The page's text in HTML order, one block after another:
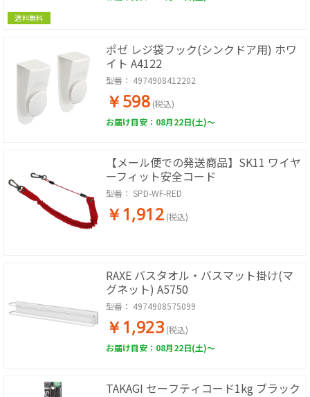
送料無料
ポゼ レジ袋フック(シンクドア用) ホワ
イト A4122
型番： 4974908412202
￥598 (税込)
お届け目安：08月22日(土)～
【メール便での発送商品】SK11 ワイヤ
ーフィット安全コード
型番： SPD-WF-RED
￥1,912 (税込)
RAXE バスタオル・バスマット掛け(マ
グネット) A5750
型番： 4974908575099
￥1,923 (税込)
お届け目安：08月22日(土)～
TAKAGI セーフティコード1kg ブラック